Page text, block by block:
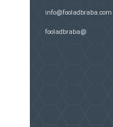
info@fooladbraba.com
@fooladbraba